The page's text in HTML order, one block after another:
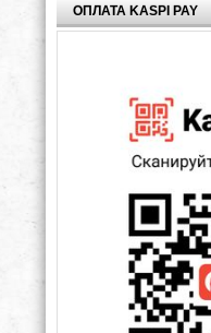
ОПЛАТА KASPI PAY